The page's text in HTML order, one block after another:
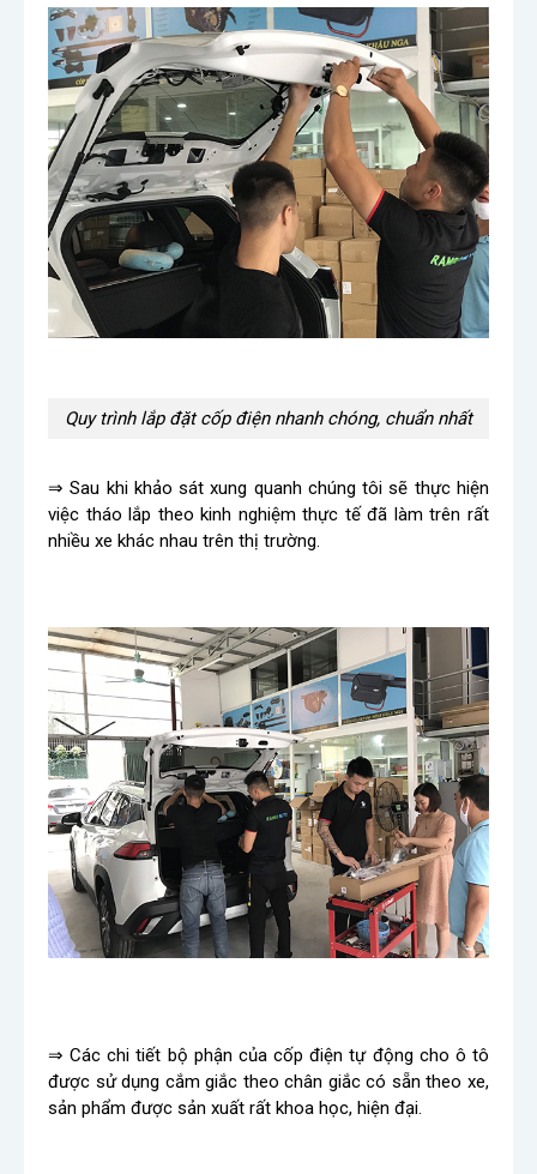
Quy trình lắp đặt cốp điện nhanh chóng, chuẩn nhất
⇒ Sau khi khảo sát xung quanh chúng tôi sẽ thực hiện
việc tháo lắp theo kinh nghiệm thực tế đã làm trên rất
nhiều xe khác nhau trên thị trường.
⇒ Các chi tiết bộ phận của cốp điện tự động cho ô tô
được sử dụng cắm giắc theo chân giắc có sẵn theo xe,
sản phẩm được sản xuất rất khoa học, hiện đại.